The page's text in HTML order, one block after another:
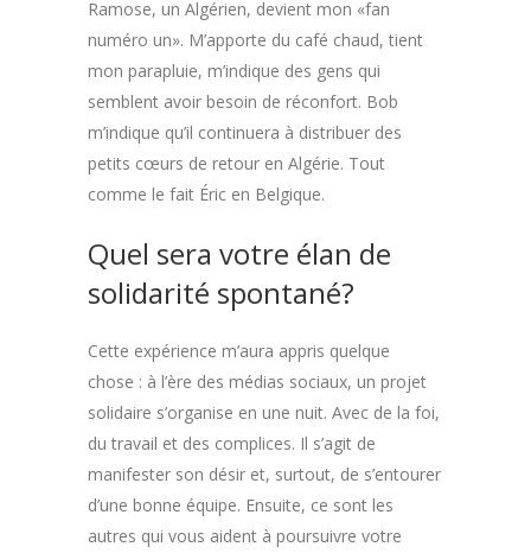
Ramose, un Algérien, devient mon «fan
numéro un». M’apporte du café chaud, tient
mon parapluie, m’indique des gens qui
semblent avoir besoin de réconfort. Bob
m’indique qu’il continuera à distribuer des
petits cœurs de retour en Algérie. Tout
comme le fait Éric en Belgique.
Quel sera votre élan de
solidarité spontané?
Cette expérience m’aura appris quelque
chose : à l’ère des médias sociaux, un projet
solidaire s’organise en une nuit. Avec de la foi,
du travail et des complices. Il s’agit de
manifester son désir et, surtout, de s’entourer
d’une bonne équipe. Ensuite, ce sont les
autres qui vous aident à poursuivre votre